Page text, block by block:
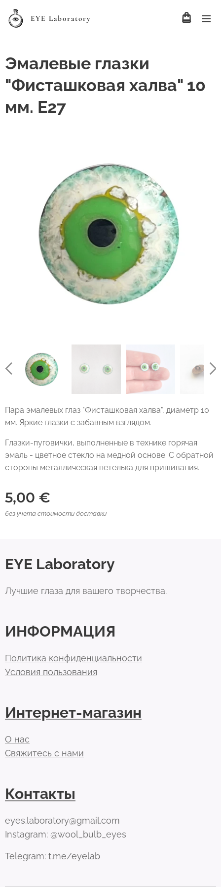
EYE Laboratory
Эмалевые глазки
"Фисташковая халва" 10
мм. Е27
Пара эмалевых глаз "Фисташковая халва", диаметр 10
мм. Яркие глазки с забавным взглядом.
Глазки-пуговички, выполненные в технике горячая
эмаль - цветное стекло на медной основе. С обратной
стороны металлическая петелька для пришивания.
5,00 €
без учета стоимости доставки
EYE Laboratory
Лучшие глаза для вашего творчества.
ИНФОРМАЦИЯ
Политика конфиденциальности
Условия пользования
Интернет-магазин
О нас
Свяжитесь с нами
Контакты
eyes.laboratory@gmail.com
Instagram: @wool_bulb_eyes
Telegram: t.me/eyelab